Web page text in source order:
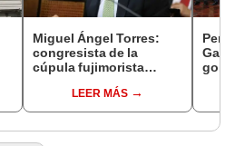
Miguel Ángel Torres:
congresista de la
cúpula fujimorista
del SenadoLEER MÁS